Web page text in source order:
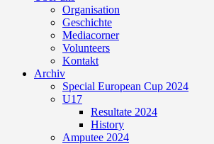
Organisation
Geschichte
Mediacorner
Volunteers
Kontakt
Archiv
Special European Cup 2024
U17
Resultate 2024
History
Amputee 2024